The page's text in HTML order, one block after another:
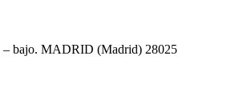
– bajo. MADRID (Madrid) 28025